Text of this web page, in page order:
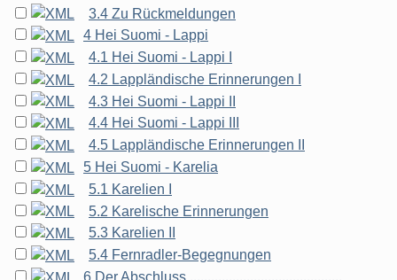
3.4 Zu Rückmeldungen
4 Hei Suomi - Lappi
4.1 Hei Suomi - Lappi I
4.2 Lappländische Erinnerungen I
4.3 Hei Suomi - Lappi II
4.4 Hei Suomi - Lappi III
4.5 Lappländische Erinnerungen II
5 Hei Suomi - Karelia
5.1 Karelien I
5.2 Karelische Erinnerungen
5.3 Karelien II
5.4 Fernradler-Begegnungen
6 Der Abschluss ...........................................